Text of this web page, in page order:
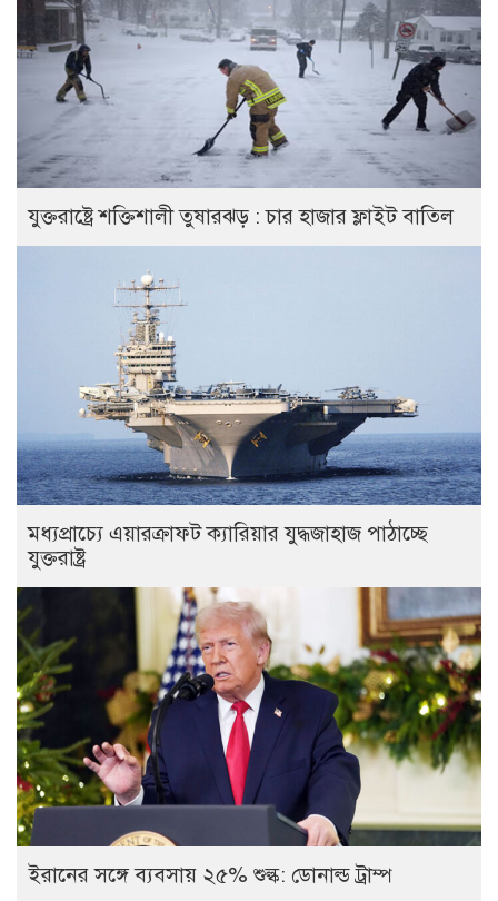
যুক্তরাষ্ট্রে শক্তিশালী তুষারঝড় : চার হাজার ফ্লাইট বাতিল
মধ্যপ্রাচ্যে এয়ারক্রাফট ক্যারিয়ার যুদ্ধজাহাজ পাঠাচ্ছে
যুক্তরাষ্ট্র
ইরানের সঙ্গে ব্যবসায় ২৫% শুল্ক: ডোনাল্ড ট্রাম্প